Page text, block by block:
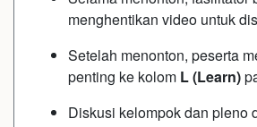
menghentikan video untuk
Setelah menonton, peserta
penting ke kolom L (Learn)
Diskusi kelompok dan pleno